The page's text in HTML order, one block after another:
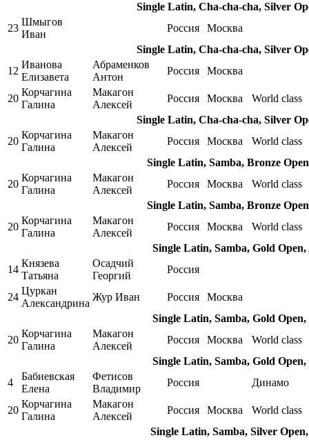
Single Latin, Cha-cha-cha, Silver
23
Шмыгов
Иван
Россия
Москва
Single Latin, Cha-cha-cha, Silver
12
Иванова
Елизавета
Абраменков
Антон
Россия Москва
20
Корчагина
Галина
Макагон
Алексей
Россия Москва
World class
Single Latin, Cha-cha-cha, Silver
20
Корчагина
Галина
Макагон
Алексей
Россия Москва
World class
Single Latin, Samba, Bronze
20
Корчагина
Галина
Макагон
Алексей
Россия Москва
World class
Single Latin, Samba, Bronze
20
Корчагина
Галина
Макагон
Алексей
Россия Москва
World class
Single Latin, Samba, Gold Open,
14
Князева
Татьяна
Осадчий
Георгий
Россия
24
Цуркан
Александрина
Жур Иван Россия
Москва
Single Latin, Samba, Gold Open,
20
Корчагина
Галина
Макагон
Алексей
Россия Москва
World class
Single Latin, Samba, Gold Open,
4
Бабиевская
Елена
Фетисов
Владимир
Россия Динамо
20
Корчагина
Галина
Макагон
Алексей
Россия Москва
World class
Single Latin, Samba, Silver